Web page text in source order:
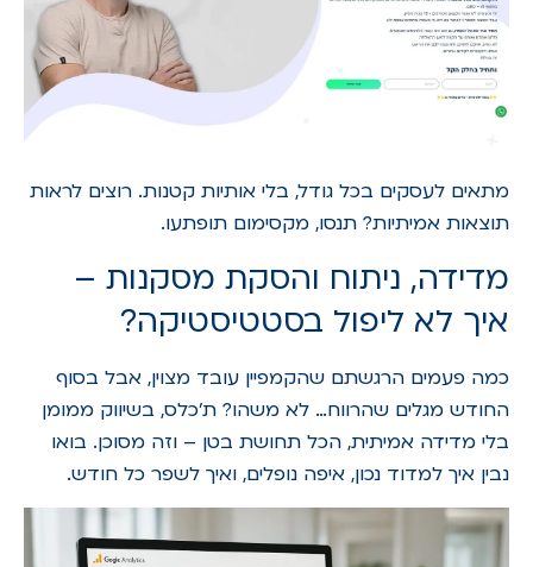
מתאים לעסקים בכל גודל, בלי אותיות קטנות. רוצים לראות
תוצאות אמיתיות? תנסו, מקסימום תופתעו.
מדידה, ניתוח והסקת מסקנות –
איך לא ליפול בסטטיסטיקה?
כמה פעמים הרגשתם שהקמפיין עובד מצוין, אבל בסוף
החודש מגלים שהרווח… לא משהו? ת'כלס, בשיווק ממומן
בלי מדידה אמיתית, הכל תחושת בטן – וזה מסוכן. בואו
נבין איך למדוד נכון, איפה נופלים, ואיך לשפר כל חודש.